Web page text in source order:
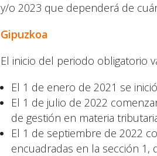
y/o 2023 que dependerá de
Gipuzkoa
El inicio del periodo obligatorio
El 1 de enero de 2021 se
El 1 de julio de 2022
de gestión en materia
El 1 de septiembre de 2022
encuadradas en la sección